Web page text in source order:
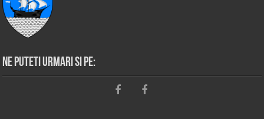
Ne puteti urmari si pe: